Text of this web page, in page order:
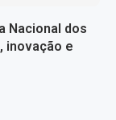
Nacional dos
inovação e